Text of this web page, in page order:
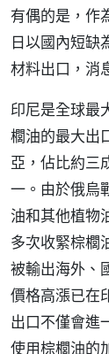
有偶的是，作
日以國內短缺
材料出口，消
印尼是全球最
櫚油的最大出
亞，佔比約三
一。由於俄烏
油和其他植物
多次收緊棕櫚
被輸出海外、
價格高漲已在
出口不僅會進
使用棕櫚油的